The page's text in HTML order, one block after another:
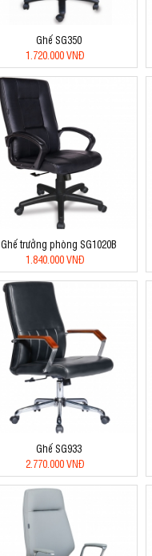
Ghế SG350
1.720.000 VNĐ
Ghế trưởng phòng SG1020B
1.840.000 VNĐ
Ghế SG933
2.770.000 VNĐ